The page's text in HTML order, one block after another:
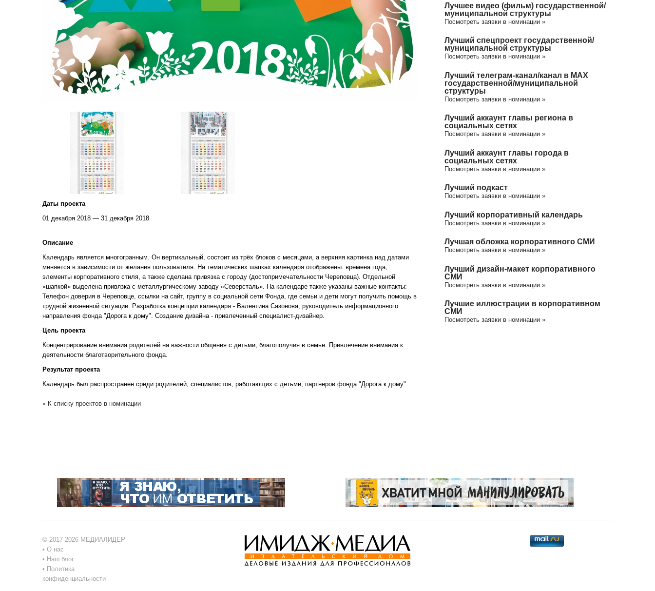
Даты проекта
01 декабря 2018 — 31 декабря 2018
Описание
Календарь является многогранным. Он вертикальный, состоит из трёх блоков с месяцами, а верхняя картинка над датами
меняется в зависимости от желания пользователя. На тематических шапках календаря отображены: времена года,
элементы корпоративного стиля, а также сделана привязка с городу (достопримечательности Череповца). Отдельной
«шапкой» выделена привязка с металлургическому заводу «Северсталь». На календаре также указаны важные контакты:
Телефон доверия в Череповце, ссылки на сайт, группу в социальной сети Фонда, где семьи и дети могут получить помощь в
трудной жизненной ситуации. Разработка концепции календаря - Валентина Сазонова, руководитель информационного
направления фонда "Дорога к дому". Создание дизайна - привлеченный специалист-дизайнер.
Цель проекта
Концентрирование внимания родителей на важности общения с детьми, благополучия в семье. Привлечение внимания к
деятельности благотворительного фонда.
Результат проекта
Календарь был распространен среди родителей, специалистов, работающих с детьми, партнеров фонда "Дорога к дому".
« К списку проектов в номинации
Лучшее видео (фильм) государственной/
муниципальной структуры
Посмотреть заявки в номинации »
Лучший спецпроект государственной/
муниципальной структуры
Посмотреть заявки в номинации »
Лучший телеграм-канал/канал в МАХ
государственной/муниципальной
структуры
Посмотреть заявки в номинации »
Лучший аккаунт главы региона в
социальных сетях
Посмотреть заявки в номинации »
Лучший аккаунт главы города в
социальных сетях
Посмотреть заявки в номинации »
Лучший подкаст
Посмотреть заявки в номинации »
Лучший корпоративный календарь
Посмотреть заявки в номинации »
Лучшая обложка корпоративного СМИ
Посмотреть заявки в номинации »
Лучший дизайн-макет корпоративного
СМИ
Посмотреть заявки в номинации »
Лучшие иллюстрации в корпоративном
СМИ
Посмотреть заявки в номинации »
© 2017-2026 МЕДИАЛИДЕР
• О нас
• Наш блог
• Политика
конфиденциальности